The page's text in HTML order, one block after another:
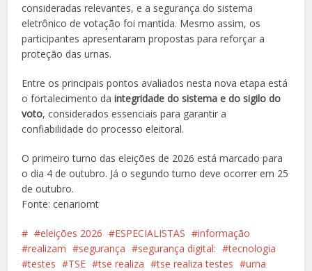
consideradas relevantes, e a segurança do sistema
eletrônico de votação foi mantida. Mesmo assim, os
participantes apresentaram propostas para reforçar a
proteção das urnas.
Entre os principais pontos avaliados nesta nova etapa está
o fortalecimento daintegridade do sistema e do sigilo do
voto, considerados essenciais para garantir a
confiabilidade do processo eleitoral.
O primeiro turno das eleições de 2026 está marcado para
o dia 4 de outubro. Já o segundo turno deve ocorrer em 25
de outubro.
Fonte: cenariomt
eleições 2026 ESPECIALISTAS
informação
realizam
segurança segurança digital:
tecnologia
testes
TSE tse realiza tse realiza testes
urna